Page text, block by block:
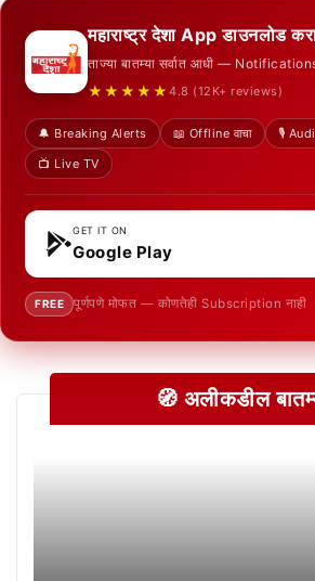
महाराष्ट्र देशा App डाउनलोड
ताज्या बातम्या सर्वात आधी —
★★★★★ 4.8 (12K+ reviews)
🔔 Breaking Alerts 📖 Offline वाचा
🎙️
📺 Live TV
GET IT ON
Google Play
FREE पूर्णपणे मोफत — कोणतेही Subscription नाही
🧭 अलीकडील